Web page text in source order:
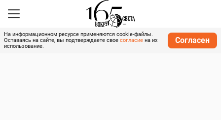
На информационном ресурсе применяются cookie-файлы.
Оставаясь на сайте, вы подтверждаете свое согласие на их
использование.
Согласен